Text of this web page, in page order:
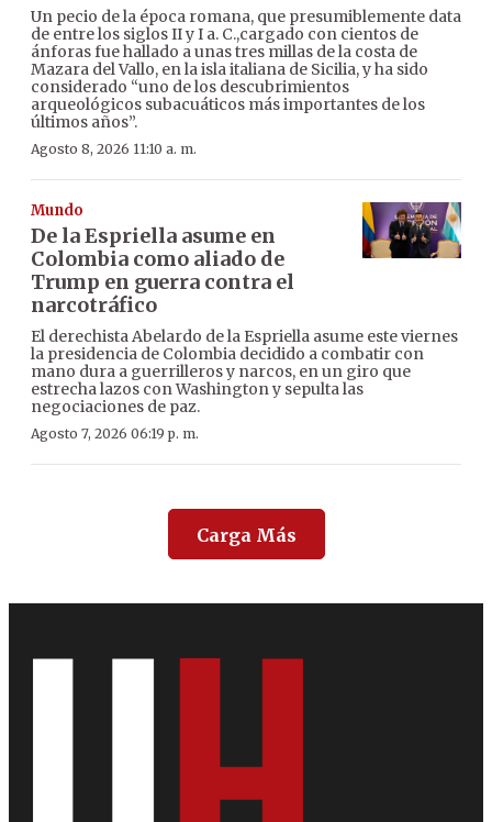
Un pecio de la época romana, que presumiblemente data
de entre los siglos II y I a. C.,cargado con cientos de
ánforas fue hallado a unas tres millas de la costa de
Mazara del Vallo, en la isla italiana de Sicilia, y ha sido
considerado “uno de los descubrimientos
arqueológicos subacuáticos más importantes de los
últimos años”.
Agosto 8, 2026 11:10 a. m.
Mundo
De la Espriella asume en
Colombia como aliado de
Trump en guerra contra el
narcotráfico
El derechista Abelardo de la Espriella asume este viernes
la presidencia de Colombia decidido a combatir con
mano dura a guerrilleros y narcos, en un giro que
estrecha lazos con Washington y sepulta las
negociaciones de paz.
Agosto 7, 2026 06:19 p. m.
Carga Más